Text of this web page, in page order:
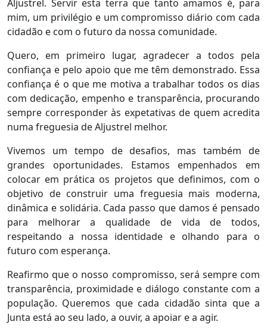
Aljustrel. Servir esta terra que tanto amamos é, para
mim, um privilégio e um compromisso diário com cada
cidadão e com o futuro da nossa comunidade.
Quero, em primeiro lugar, agradecer a todos pela
confiança e pelo apoio que me têm demonstrado. Essa
confiança é o que me motiva a trabalhar todos os dias
com dedicação, empenho e transparência, procurando
sempre corresponder às expetativas de quem acredita
numa freguesia de Aljustrel melhor.
Vivemos um tempo de desafios, mas também de
grandes oportunidades. Estamos empenhados em
colocar em prática os projetos que definimos, com o
objetivo de construir uma freguesia mais moderna,
dinâmica e solidária. Cada passo que damos é pensado
para melhorar a qualidade de vida de todos,
respeitando a nossa identidade e olhando para o
futuro com esperança.
Reafirmo que o nosso compromisso, será sempre com
transparência, proximidade e diálogo constante com a
população. Queremos que cada cidadão sinta que a
Junta está ao seu lado, a ouvir, a apoiar e a agir.